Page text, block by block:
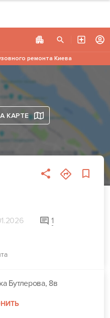
КАРТЕ
1
Бутлерова, 8в
ремонта Киева